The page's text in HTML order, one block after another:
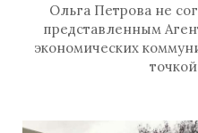
Ольга Петрова не
представленным
экономических